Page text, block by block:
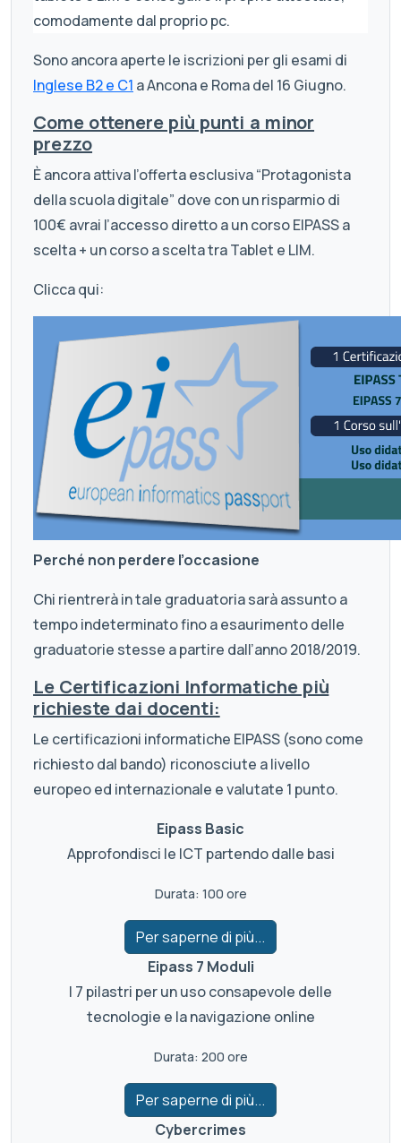
comodamente dal proprio pc.
Sono ancora aperte le iscrizioni per gli esami di
Inglese B2 e C1 a Ancona e Roma del 16 Giugno.
Come ottenere più punti a minor
prezzo
È ancora attiva l’offerta esclusiva “Protagonista
della scuola digitale” dove con un risparmio di
100€ avrai l’accesso diretto a un corso EIPASS a
scelta + un corso a scelta tra Tablet e LIM.
Clicca qui:
Perché non perdere l’occasione
Chi rientrerà in tale graduatoria sarà assunto a
tempo indeterminato fino a esaurimento delle
graduatorie stesse a partire dall’anno 2018/2019.
Le Certificazioni Informatiche più
richieste dai docenti:
Le certificazioni informatiche EIPASS (sono come
richiesto dal bando) riconosciute a livello
europeo ed internazionale e valutate 1 punto.
Eipass Basic
Approfondisci le ICT partendo dalle basi
Durata: 100 ore
Per saperne di più...
Eipass 7 Moduli
I 7 pilastri per un uso consapevole delle
tecnologie e la navigazione online
Durata: 200 ore
Per saperne di più...
Cybercrimes